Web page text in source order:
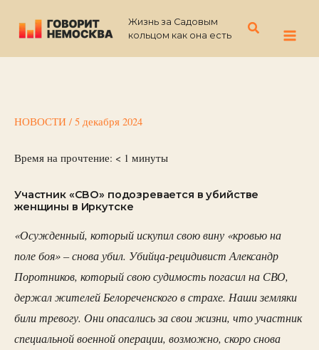
содержимому
Жизнь за Садовым
кольцом как она есть
Поиск
НОВОСТИ / 5 декабря 2024
Время на прочтение: < 1 минуты
Участник «СВО» подозревается в убийстве
женщины в Иркутске
«Осужденный, который искупил свою вину «кровью на
поле боя» – снова убил. Убийца-рецидивист Александр
Поротников, который свою судимость погасил на СВО,
держал жителей Белореченского в страхе. Наши земляки
били тревогу. Они опасались за свои жизни, что участник
специальной военной операции, возможно, скоро снова